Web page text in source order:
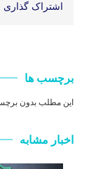
اشتراک گذاری
برچسب ها
این مطلب بدون
اخبار مشابه